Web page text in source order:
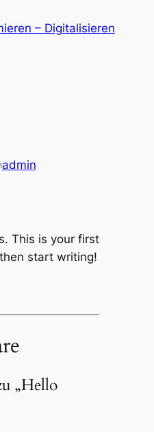
– Digitalisieren
admin
This is your first
start writing!
„Hello